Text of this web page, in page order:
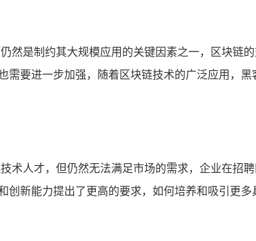
然是制约其大规模应用的关键因素之一，区块链
要进一步加强，随着区块链技术的广泛应用，
术人才，但仍然无法满足市场的需求，企业在招
新能力提出了更高的要求，如何培养和吸引更